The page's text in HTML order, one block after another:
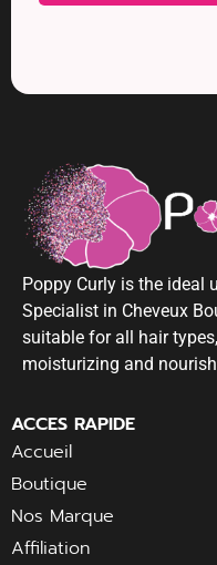
Poppy Curly is the ideal
Specialist in Cheveux
suitable for all hair
moisturizing and
ACCES RAPIDE
Accueil
Boutique
Nos Marque
Affiliation